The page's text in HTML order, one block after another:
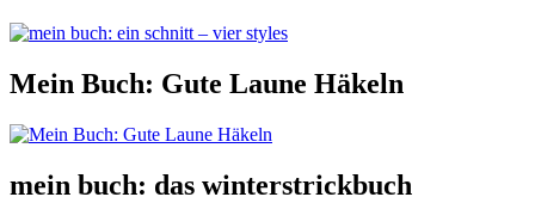
Mein Buch: Gute Laune Häkeln
mein buch: das winterstrickbuch